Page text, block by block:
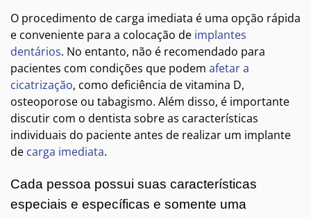
O procedimento de carga imediata é uma opção rápida
e conveniente para a colocação de implantes
dentários. No entanto, não é recomendado para
pacientes com condições que podem afetar a
cicatrização, como deficiência de vitamina D,
osteoporose ou tabagismo. Além disso, é importante
discutir com o dentista sobre as características
individuais do paciente antes de realizar um implante
de carga imediata.
Cada pessoa possui suas características
especiais e específicas e somente uma